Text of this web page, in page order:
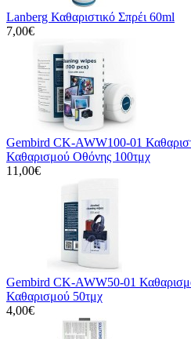
Lanberg Καθαριστικό Σπρέι 60ml
7,00€
Gembird CK-AWW100-01
Καθαρισμού Οθόνης 100τμχ
11,00€
Gembird CK-AWW50-01
Καθαρισμού 50τμχ
4,00€